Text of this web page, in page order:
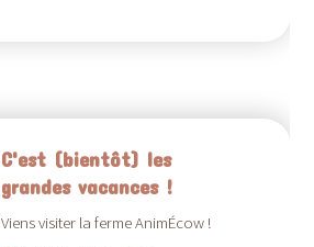
C'est (bientôt) les
grandes vacances !
Viens visiter la ferme AnimÉcow !